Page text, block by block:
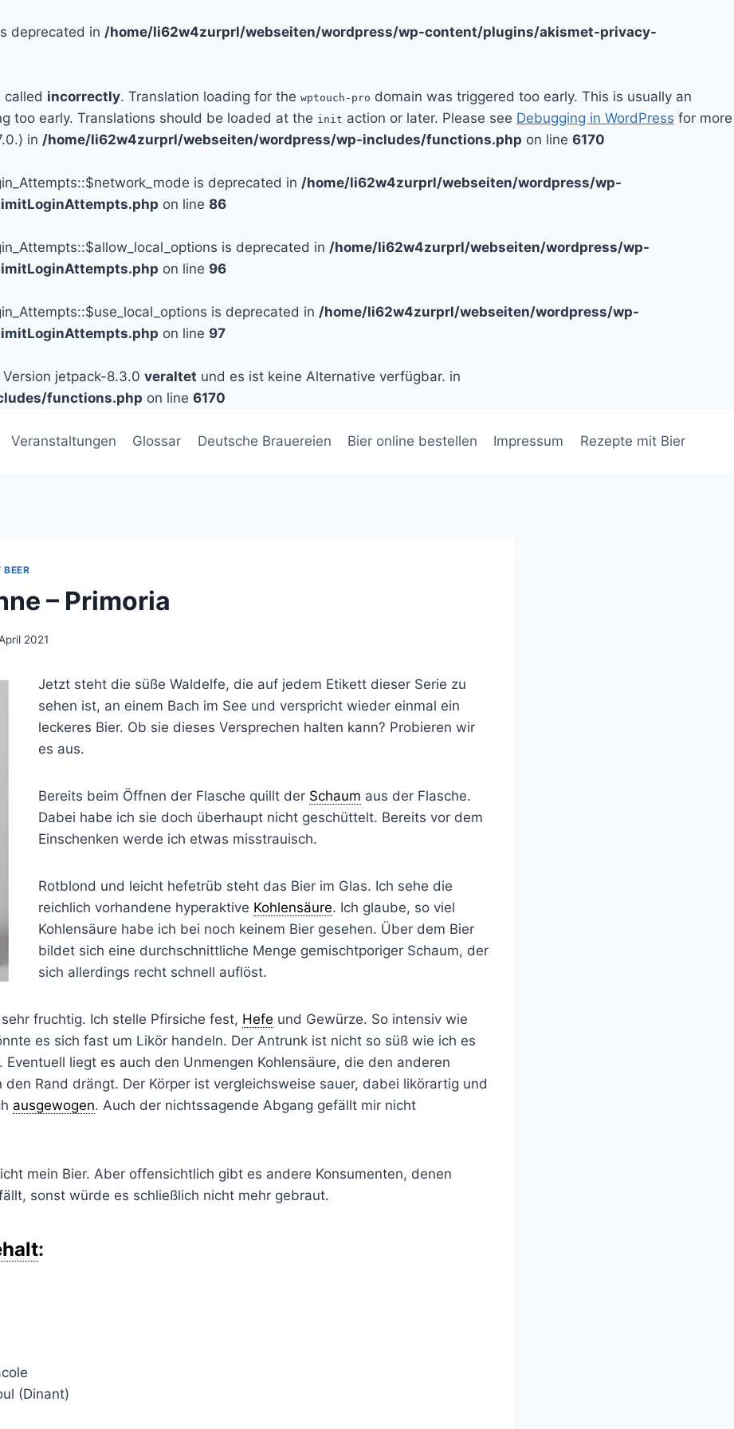
deprecated in /home/li62w4zurprl/webseiten/wordpress/wp-content/plugins/akismet-privacy-
called incorrectly. Translation loading for the wptouch-pro domain was triggered too early. This is usually an
too early. Translations should be loaded at the init action or later. Please see Debugging in WordPress for more
in /home/li62w4zurprl/webseiten/wordpress/wp-includes/functions.php on line 6170
is deprecated in /home/li62w4zurprl/webseiten/wordpress/wp-
on line 86
is deprecated in /home/li62w4zurprl/webseiten/wordpress/wp-
on line 96
is deprecated in /home/li62w4zurprl/webseiten/wordpress/wp-
on line 97
jetpack-8.3.0 veraltet und es ist keine Alternative verfügbar. in
functions.php on line 6170
Veranstaltungen Glossar Deutsche Brauereien Bier online bestellen Impressum Rezepte mit Bier
BEER
– Primoria
2021
Jetzt steht die süße Waldelfe, die auf jedem Etikett dieser Serie zu
sehen ist, an einem Bach im See und verspricht wieder einmal ein
leckeres Bier. Ob sie dieses Versprechen halten kann? Probieren wir
es aus.
Bereits beim Öffnen der Flasche quillt der Schaum aus der Flasche.
Dabei habe ich sie doch überhaupt nicht geschüttelt. Bereits vor dem
Einschenken werde ich etwas misstrauisch.
Rotblond und leicht hefetrüb steht das Bier im Glas. Ich sehe die
reichlich vorhandene hyperaktive Kohlensäure. Ich glaube, so viel
Kohlensäure habe ich bei noch keinem Bier gesehen. Über dem Bier
bildet sich eine durchschnittliche Menge gemischtporiger Schaum, der
sich allerdings recht schnell auflöst.
fruchtig. Ich stelle Pfirsiche fest, Hefe und Gewürze. So intensiv wie
es sich fast um Likör handeln. Der Antrunk ist nicht so süß wie ich es
liegt es auch den Unmengen Kohlensäure, die den anderen
den Rand drängt. Der Körper ist vergleichsweise sauer, dabei likörartig und
ausgewogen. Auch der nichtssagende Abgang gefällt mir nicht
mein Bier. Aber offensichtlich gibt es andere Konsumenten, denen
sonst würde es schließlich nicht mehr gebraut.
:
(Dinant)